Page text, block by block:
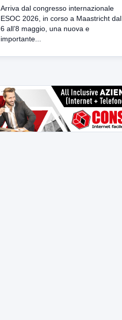
Arriva dal congresso internazionale
ESOC 2026, in corso a Maastricht dal
6 all’8 maggio, una nuova e
importante...